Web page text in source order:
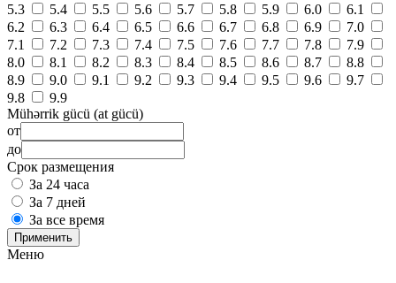
5.3
5.4 5.5 5.6 5.7 5.8 5.9 6.0
6.1
6.2
6.3 6.4 6.5 6.6 6.7 6.8 6.9
7.0
7.1
7.2 7.3 7.4 7.5 7.6 7.7 7.8
7.9
8.0
8.1 8.2 8.3 8.4 8.5 8.6 8.7
8.8
8.9
9.0 9.1 9.2 9.3 9.4 9.5 9.6
9.7
9.8
9.9
Mühərrik gücü (at gücü)
от
до
Срок размещения
За 24 часа
За 7 дней
За все время
Применить
Меню